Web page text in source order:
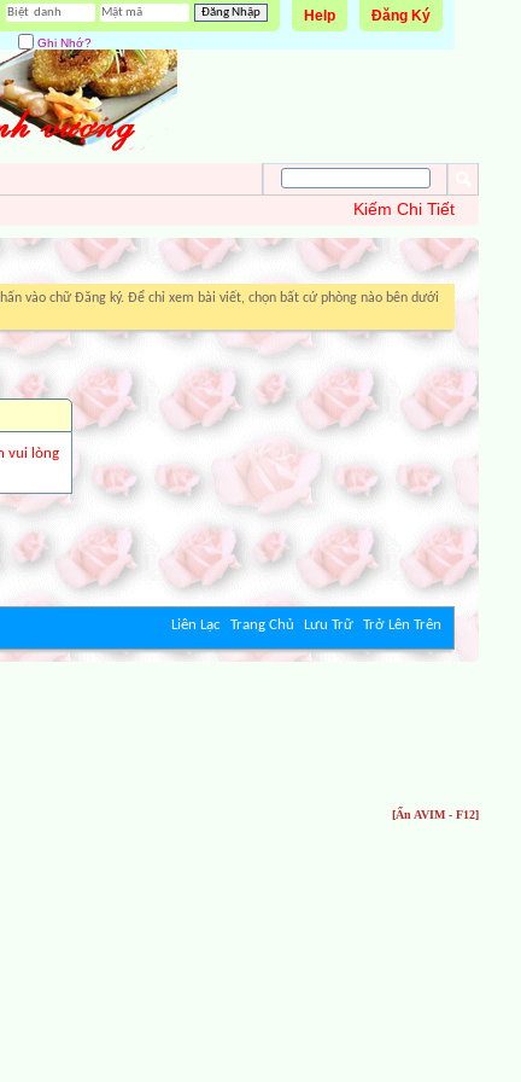
Đăng Ký
Help
Ghi Nhớ?
Kiếm Chi Tiết
vào chữ Đăng ký. Để chỉ xem bài viết, chọn bất cứ phòng nào bên dưới
vui lòng
Liên Lạc Trang Chủ Lưu Trữ Trở Lên Trên
[Ẩn AVIM - F12]